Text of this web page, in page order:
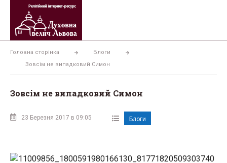
Перейти
вмісту
Головна сторінка
Блоги
Зовсім не випадковий Симон
Зовсім не випадковий Симон
23 Березня 2017 в 09:05 Блоги